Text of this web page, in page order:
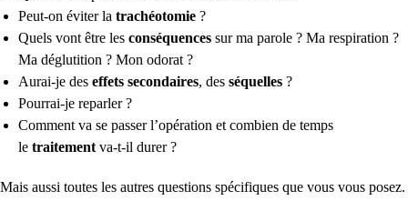
Peut-on éviter la trachéotomie ?
Quels vont être les conséquences sur ma parole ? Ma respiration ?
Ma déglutition ? Mon odorat ?
Aurai-je des effets secondaires, des séquelles ?
Pourrai-je reparler ?
Comment va se passer l’opération et combien de temps
le traitement va-t-il durer ?
Mais aussi toutes les autres questions spécifiques que vous vous posez.